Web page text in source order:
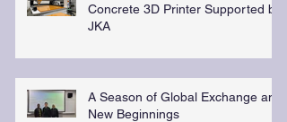
Concrete 3D Printer Supported by
JKA
A Season of Global Exchange and
New Beginnings